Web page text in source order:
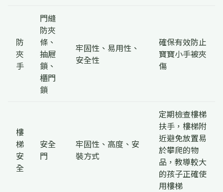
防
夾
手
門縫
防夾
條、
抽屜
鎖、
櫃門
鎖
牢固性、易用性、
安全性
確保有效防止
寶寶小手被夾
傷
樓
梯
安
全
安全
門
牢固性、高度、安
裝方式
定期檢查樓梯
扶手，樓梯附
近避免放置易
於攀爬的物
品，教導較大
的孩子正確使
用樓梯